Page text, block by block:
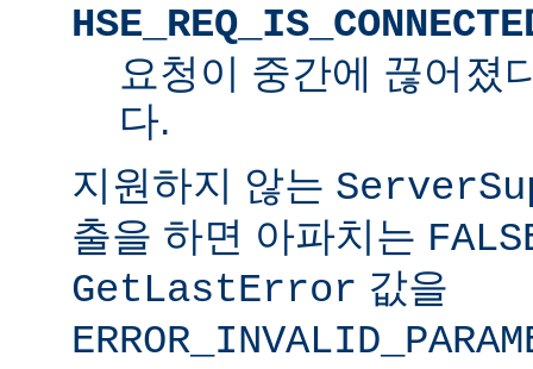
요청이 중간에 끊어졌
다.
지원하지 않는
출을 하면 아파치는
GetLastError 값을